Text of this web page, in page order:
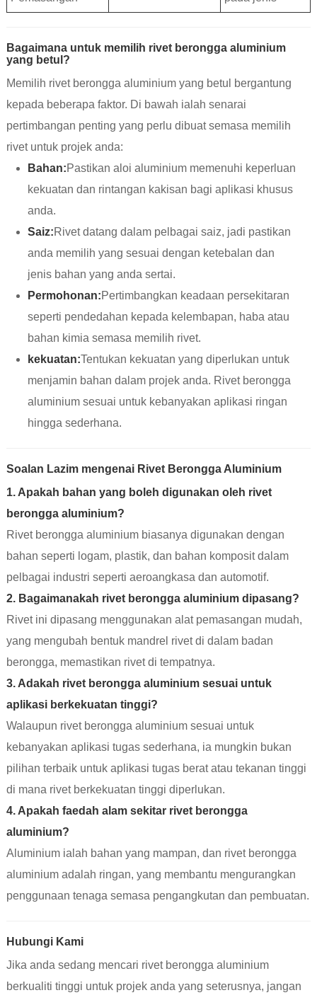
Bagaimana untuk memilih rivet berongga aluminium
yang betul?
Memilih rivet berongga aluminium yang betul bergantung
kepada beberapa faktor. Di bawah ialah senarai
pertimbangan penting yang perlu dibuat semasa memilih
rivet untuk projek anda:
Bahan:Pastikan aloi aluminium memenuhi keperluan
kekuatan dan rintangan kakisan bagi aplikasi khusus
anda.
Saiz:Rivet datang dalam pelbagai saiz, jadi pastikan
anda memilih yang sesuai dengan ketebalan dan
jenis bahan yang anda sertai.
Permohonan:Pertimbangkan keadaan persekitaran
seperti pendedahan kepada kelembapan, haba atau
bahan kimia semasa memilih rivet.
kekuatan:Tentukan kekuatan yang diperlukan untuk
menjamin bahan dalam projek anda. Rivet berongga
aluminium sesuai untuk kebanyakan aplikasi ringan
hingga sederhana.
Soalan Lazim mengenai Rivet Berongga Aluminium
1. Apakah bahan yang boleh digunakan oleh rivet
berongga aluminium?
Rivet berongga aluminium biasanya digunakan dengan
bahan seperti logam, plastik, dan bahan komposit dalam
pelbagai industri seperti aeroangkasa dan automotif.
2. Bagaimanakah rivet berongga aluminium dipasang?
Rivet ini dipasang menggunakan alat pemasangan mudah,
yang mengubah bentuk mandrel rivet di dalam badan
berongga, memastikan rivet di tempatnya.
3. Adakah rivet berongga aluminium sesuai untuk
aplikasi berkekuatan tinggi?
Walaupun rivet berongga aluminium sesuai untuk
kebanyakan aplikasi tugas sederhana, ia mungkin bukan
pilihan terbaik untuk aplikasi tugas berat atau tekanan tinggi
di mana rivet berkekuatan tinggi diperlukan.
4. Apakah faedah alam sekitar rivet berongga
aluminium?
Aluminium ialah bahan yang mampan, dan rivet berongga
aluminium adalah ringan, yang membantu mengurangkan
penggunaan tenaga semasa pengangkutan dan pembuatan.
Hubungi Kami
Jika anda sedang mencari rivet berongga aluminium
berkualiti tinggi untuk projek anda yang seterusnya, jangan